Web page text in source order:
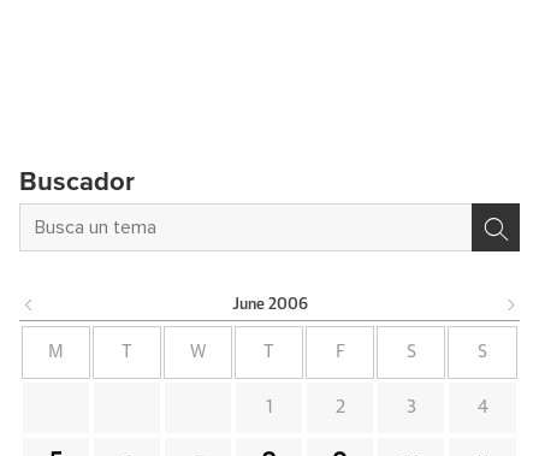
Buscador
June 2006
M W F S S
1 2 3 4